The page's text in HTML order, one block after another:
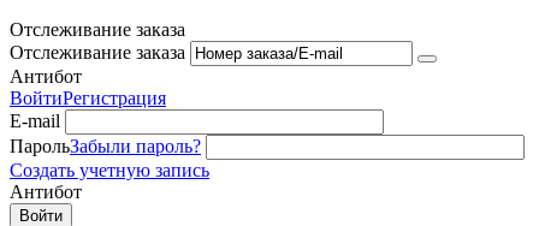
Отслеживание заказа
Отслеживание заказа
Антибот
ВойтиРегистрация
E-mail
ПарольЗабыли пароль?
Создать учетную запись
Антибот
Войти